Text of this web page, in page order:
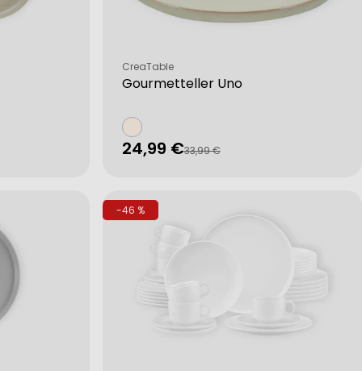
Gourmetteller Uno
Verkäufer:
CreaTable
Verkaufspreis
24,99 €
Regulärer33,99 €
-46 %